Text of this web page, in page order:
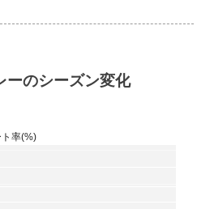
ーのシーズン変化
ト率(%)